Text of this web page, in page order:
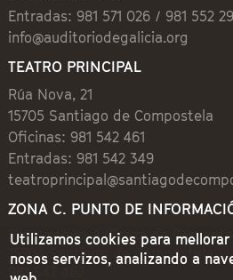
Entradas: 981 571 026 / 981 552
info@auditoriodegalicia.org
TEATRO PRINCIPAL
Rúa Nova, 21
15705 Santiago de Compostela
Oficinas: 981 542 461
Entradas: 981 542 349
ZONA C. PUNTO DE
Preguntoiro, 1 (Praza de
15704 Santiago de Compostela
981 542 462
Utilizamos cookies para
nosos servizos, analizando a